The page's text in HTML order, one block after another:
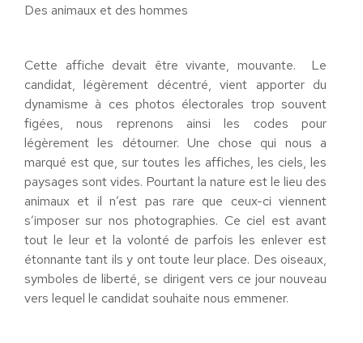
Des animaux et des hommes
Cette affiche devait être vivante, mouvante. Le
candidat, légèrement décentré, vient apporter du
dynamisme à ces photos électorales trop souvent
figées, nous reprenons ainsi les codes pour
légèrement les détourner. Une chose qui nous a
marqué est que, sur toutes les affiches, les ciels, les
paysages sont vides. Pourtant la nature est le lieu des
animaux et il n’est pas rare que ceux-ci viennent
s’imposer sur nos photographies. Ce ciel est avant
tout le leur et la volonté de parfois les enlever est
étonnante tant ils y ont toute leur place. Des oiseaux,
symboles de liberté, se dirigent vers ce jour nouveau
vers lequel le candidat souhaite nous emmener.